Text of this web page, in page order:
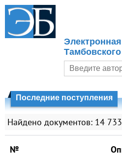
Последние поступления
Найдено документов: 14 733
№